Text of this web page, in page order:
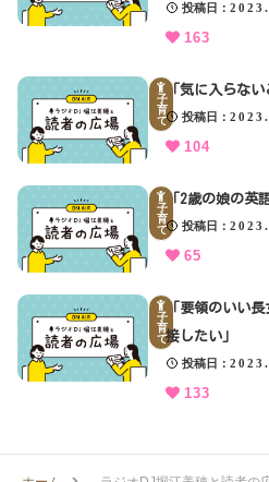
投稿日
163
子
育
て
「気に入らな
投稿日
104
子
育
て
「2歳の娘の英
投稿日
65
子
育
て
「要領のいい
接したい」
投稿日
133